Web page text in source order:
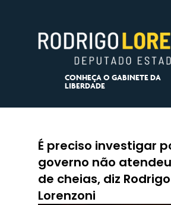
CONHEÇA O GABINETE DA
LIBERDADE
É preciso investigar
governo não
de cheias, diz Rodrigo
Lorenzoni